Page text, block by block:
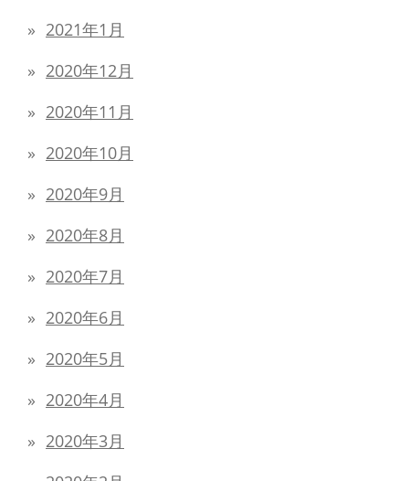
2021年1月
2020年12月
2020年11月
2020年10月
2020年9月
2020年8月
2020年7月
2020年6月
2020年5月
2020年4月
2020年3月